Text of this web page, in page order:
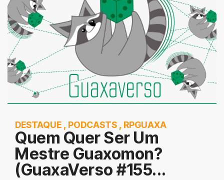
DESTAQUE , PODCASTS , RPGUAXA
Quem Quer Ser Um
Mestre Guaxomon?
(GuaxaVerso #155...